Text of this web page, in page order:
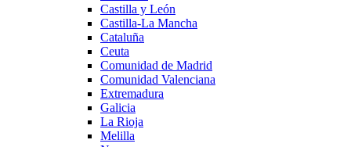
Castilla y León
Castilla-La Mancha
Cataluña
Ceuta
Comunidad de Madrid
Comunidad Valenciana
Extremadura
Galicia
La Rioja
Melilla